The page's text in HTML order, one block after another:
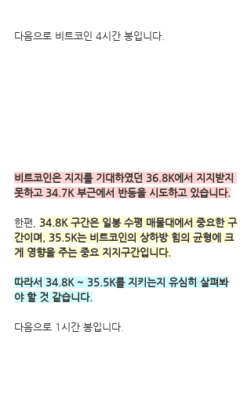
다음으로 비트코인 4시간 봉입니다.
비트코인은 지지를 기대하였던 36.8K에서 지지받지
못하고 34.7K 부근에서 반등을 시도하고 있습니다.
한편, 34.8K 구간은 일봉 수평 매물대에서 중요한 구
간이며, 35.5K는 비트코인의 상하방 힘의 균형에 크
게 영향을 주는 중요 지지구간입니다.
따라서 34.8K ~ 35.5K를 지키는지 유심히 살펴봐
야 할 것 같습니다.
다음으로 1시간 봉입니다.